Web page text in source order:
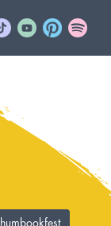
humbookfest